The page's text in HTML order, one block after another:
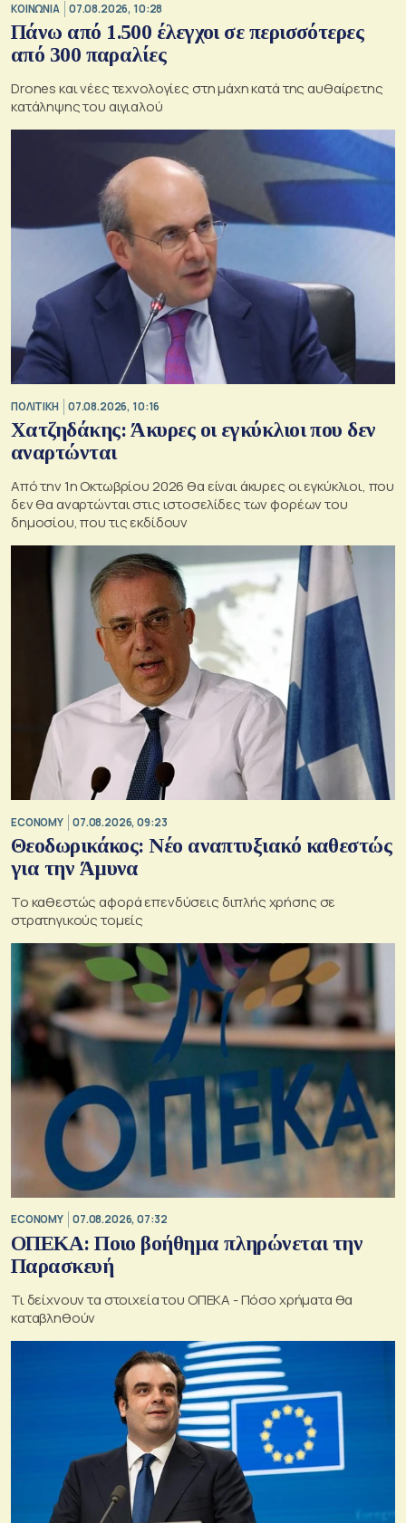
ΚΟΙΝΩΝΙΑ 07.08.2026, 10:28
Πάνω από 1.500 έλεγχοι σε περισσότερες
από 300 παραλίες
Drones και νέες τεχνολογίες στη μάχη κατά της αυθαίρετης
κατάληψης του αιγιαλού
ΠΟΛΙΤΙΚΗ 07.08.2026, 10:16
Χατζηδάκης: Άκυρες οι εγκύκλιοι που δεν
αναρτώνται
Από την 1η Οκτωβρίου 2026 θα είναι άκυρες οι εγκύκλιοι, που
δεν θα αναρτώνται στις ιστοσελίδες των φορέων του
δημοσίου, που τις εκδίδουν
ECONOMY 07.08.2026, 09:23
Θεοδωρικάκος: Νέο αναπτυξιακό καθεστώς
για την Άμυνα
Το καθεστώς αφορά επενδύσεις διπλής χρήσης σε
στρατηγικούς τομείς
ECONOMY 07.08.2026, 07:32
ΟΠΕΚΑ: Ποιο βοήθημα πληρώνεται την
Παρασκευή
Τι δείχνουν τα στοιχεία του ΟΠΕΚΑ - Πόσο χρήματα θα
καταβληθούν